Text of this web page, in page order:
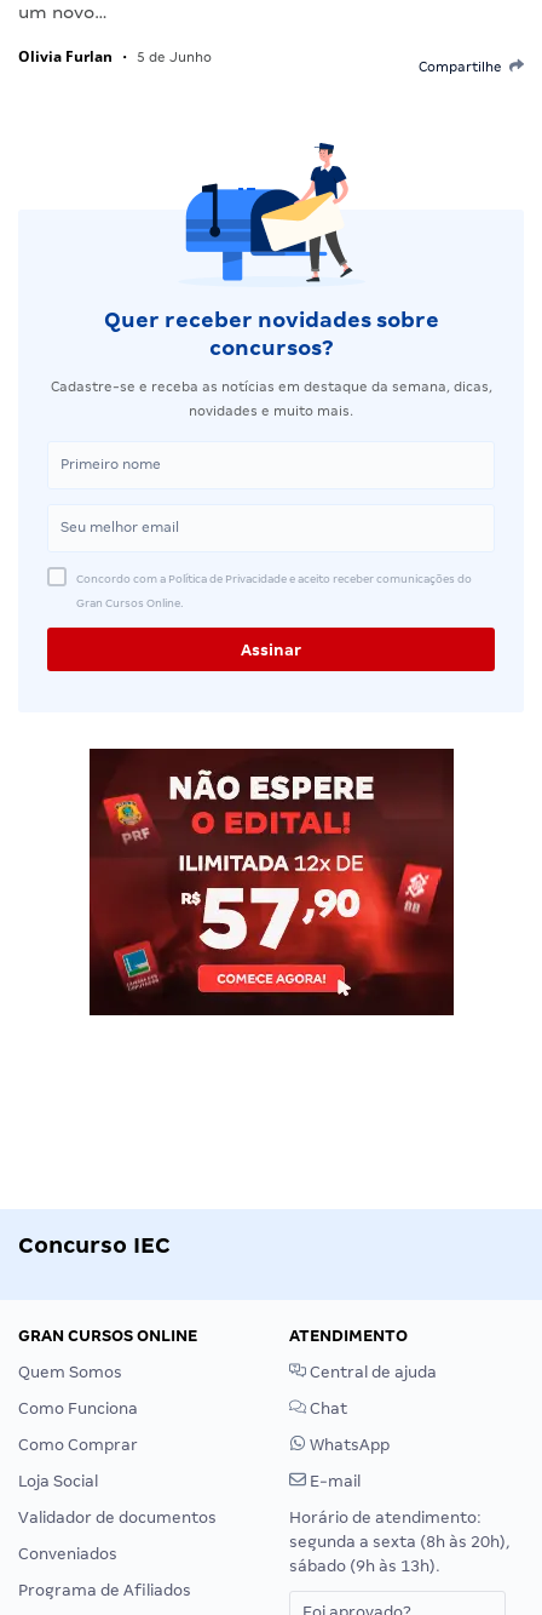
um novo…
Olivia Furlan • 5 de Junho
Compartilhe
Quer receber novidades sobre
concursos?
Cadastre-se e receba as notícias em destaque da semana, dicas,
novidades e muito mais.
Concordo com a Política de Privacidade e aceito receber comunicações do
Gran Cursos Online.
Concurso IEC
GRAN CURSOS ONLINE
Quem Somos
Como Funciona
Como Comprar
Loja Social
Validador de documentos
Conveniados
Programa de Afiliados
ATENDIMENTO
Central de ajuda
Chat
WhatsApp
E-mail
Horário de atendimento:
segunda a sexta (8h às 20h),
sábado (9h às 13h).